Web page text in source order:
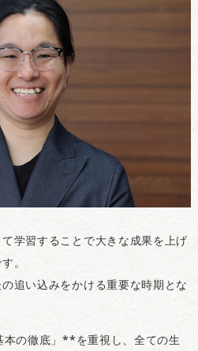
学習することで大きな成果を上げ
。
追い込みをかける重要な時期とな
の徹底」**を重視し、全ての生